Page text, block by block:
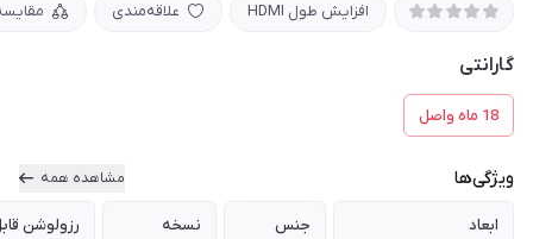
افزایش طول HDMI علاقه‌مندی
گارانتی
18 ماه واصل
ویژگی‌ها مشاهده همه
ابعاد جنس نسخه رزولوشن